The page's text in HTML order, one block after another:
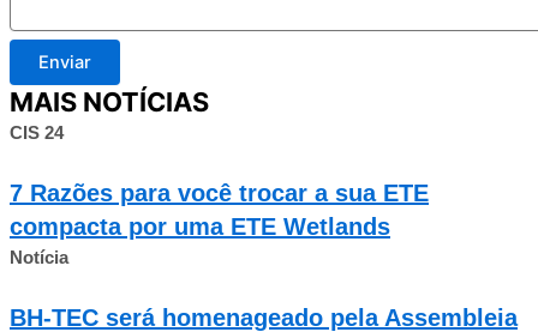
Enviar
MAIS NOTÍCIAS
CIS 24
7 Razões para você trocar a sua ETE
compacta por uma ETE Wetlands
Notícia
BH-TEC será homenageado pela Assembleia